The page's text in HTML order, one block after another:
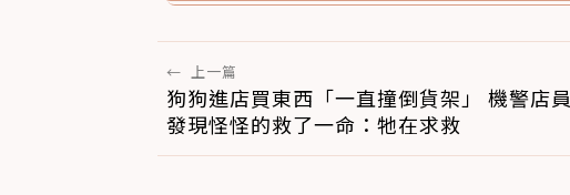
← 上一篇
狗狗進店買東西「一直撞倒貨架」 機警店員
發現怪怪的救了一命：牠在求救